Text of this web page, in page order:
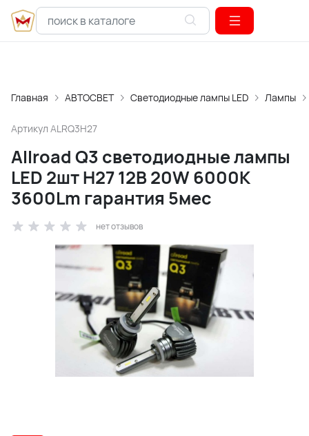
Главная АВТОСВЕТ Светодиодные лампы LED Лампы
Артикул ALRQ3H27
Allroad Q3 светодиодные лампы
LED 2шт H27 12В 20W 6000K
3600Lm гарантия 5мес
нет отзывов